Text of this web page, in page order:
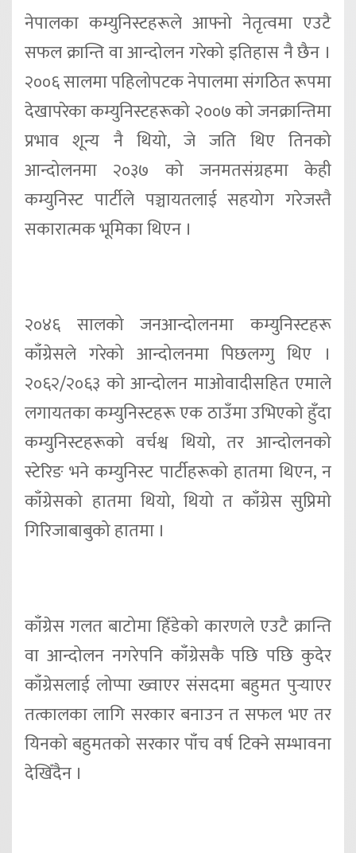
नेपालका कम्युनिस्टहरूले आफ्नो नेतृत्वमा एउटै
सफल क्रान्ति वा आन्दोलन गरेको इतिहास नै छैन ।
२००६ सालमा पहिलोपटक नेपालमा संगठित रूपमा
देखापरेका कम्युनिस्टहरूको २००७ को जनक्रान्तिमा
प्रभाव शून्य नै थियो, जे जति थिए तिनको
आन्दोलनमा २०३७ को जनमतसंग्रहमा केही
कम्युनिस्ट पार्टीले पञ्चायतलाई सहयोग गरेजस्तै
सकारात्मक भूमिका थिएन ।
२०४६ सालको जनआन्दोलनमा कम्युनिस्टहरू
काँग्रेसले गरेको आन्दोलनमा पिछलग्गु थिए ।
२०६२/२०६३ को आन्दोलन माओवादीसहित एमाले
लगायतका कम्युनिस्टहरू एक ठाउँमा उभिएको हुँदा
कम्युनिस्टहरूको वर्चश्व थियो, तर आन्दोलनको
स्टेरिङ भने कम्युनिस्ट पार्टीहरूको हातमा थिएन, न
काँग्रेसको हातमा थियो, थियो त काँग्रेस सुप्रिमो
गिरिजाबाबुको हातमा ।
काँग्रेस गलत बाटोमा हिँडेको कारणले एउटै क्रान्ति
वा आन्दोलन नगरेपनि काँग्रेसकै पछि पछि कुदेर
काँग्रेसलाई लोप्पा ख्वाएर संसदमा बहुमत पुर्‍याएर
तत्कालका लागि सरकार बनाउन त सफल भए तर
यिनको बहुमतको सरकार पाँच वर्ष टिक्ने सम्भावना
देखिँदैन ।